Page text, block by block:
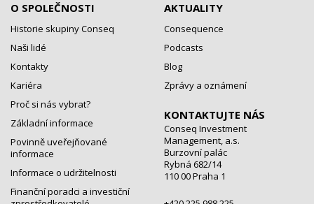
O SPOLEČNOSTI
Historie skupiny Conseq
Naši lidé
Kontakty
Kariéra
Proč si nás vybrat?
Základní informace
Povinně uveřejňované
informace
Informace o udržitelnosti
Finanční poradci a investiční
AKTUALITY
Consequence
Podcasts
Blog
Zprávy a oznámení
KONTAKTUJTE NÁS
Conseq Investment
Management, a.s.
Burzovní palác
Rybná 682/14
110 00 Praha 1